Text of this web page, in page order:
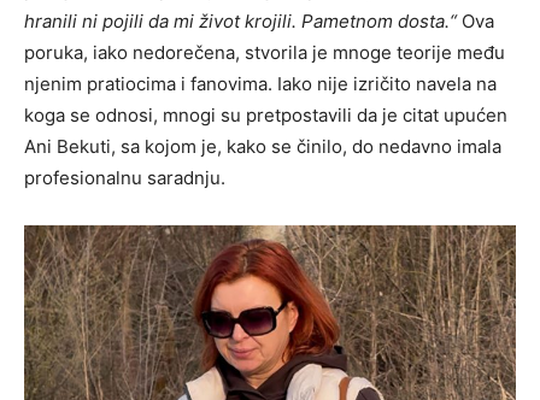
hranili ni pojili da mi život krojili. Pametnom dosta.“Ova
poruka, iako nedorečena, stvorila je mnoge teorije među
njenim pratiocima i fanovima. Iako nije izričito navela na
koga se odnosi, mnogi su pretpostavili da je citat upućen
Ani Bekuti, sa kojom je, kako se činilo, do nedavno imala
profesionalnu saradnju.